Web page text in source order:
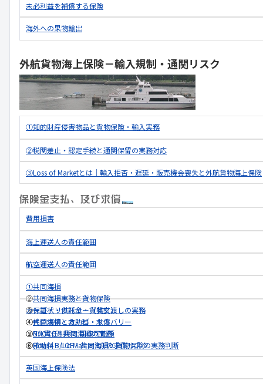
未必利益を補償する保険
海外への果物輸出
外航貨物海上保険－輸入規制・通関リスク
①知的財産侵害物品と貨物保険・輸入実務
②税関差止・認定手続と通関保留の実務対応
③Loss of Marketとは｜輸入拒否・遅延・販売機会喪失と外航貨物海上保険
費用損害
海上運送人の責任範囲
航空運送人の責任範囲
①共同海損
②共同海損実務と貨物保険
③保証状・供託金・貨物引渡しの実務
④共同海損・救助料・求償
⑤NVOCCと共同海損の実務
⑥救助料・LOF・共同海損と貨物保険の実務判断
カーゴ・リカバリー（英文）
①代位求償とカーゴ・リカバリー
②B/L責任制限と回収可能額
③House B/LとMaster B/Lの求償リスク
英国海上保険法